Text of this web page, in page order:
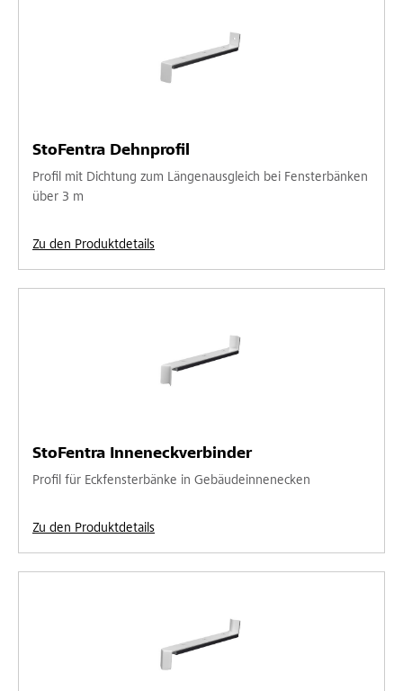
StoFentra Dehnprofil
Profil mit Dichtung zum Längenausgleich bei Fensterbänken
über 3 m
Zu den Produktdetails
StoFentra Inneneckverbinder
Profil für Eckfensterbänke in Gebäudeinnenecken
Zu den Produktdetails